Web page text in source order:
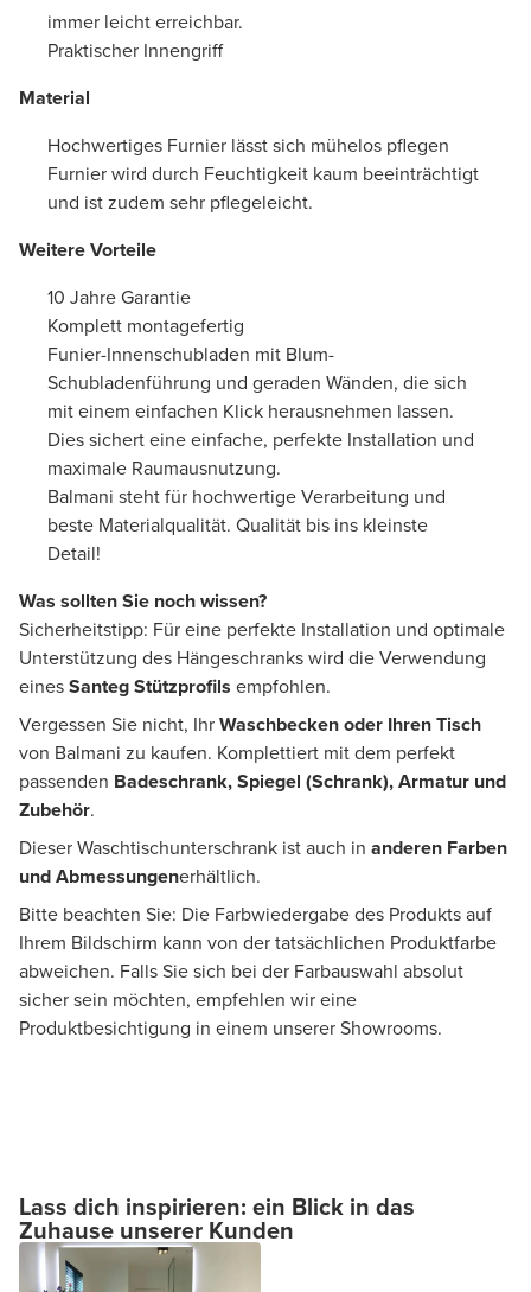
immer leicht erreichbar.
Praktischer Innengriff
Material
Hochwertiges Furnier lässt sich mühelos pflegen
Furnier wird durch Feuchtigkeit kaum beeinträchtigt
und ist zudem sehr pflegeleicht.
Weitere Vorteile
10 Jahre Garantie
Komplett montagefertig
Funier-Innenschubladen mit Blum-
Schubladenführung und geraden Wänden, die sich
mit einem einfachen Klick herausnehmen lassen.
Dies sichert eine einfache, perfekte Installation und
maximale Raumausnutzung.
Balmani steht für hochwertige Verarbeitung und
beste Materialqualität. Qualität bis ins kleinste
Detail!
Was sollten Sie noch wissen?
Sicherheitstipp: Für eine perfekte Installation und optimale
Unterstützung des Hängeschranks wird die Verwendung
einesSanteg Stützprofils empfohlen.
Vergessen Sie nicht, IhrWaschbecken oder Ihren Tisch
von Balmani zu kaufen. Komplettiert mit dem perfekt
passenden Badeschrank, Spiegel (Schrank), Armatur und
Zubehör.
Dieser Waschtischunterschrank ist auch in anderen Farben
und Abmessungenerhältlich.
Bitte beachten Sie: Die Farbwiedergabe des Produkts auf
Ihrem Bildschirm kann von der tatsächlichen Produktfarbe
abweichen. Falls Sie sich bei der Farbauswahl absolut
sicher sein möchten, empfehlen wir eine
Produktbesichtigung in einem unserer Showrooms.
Lass dich inspirieren: ein Blick in das
Zuhause unserer Kunden